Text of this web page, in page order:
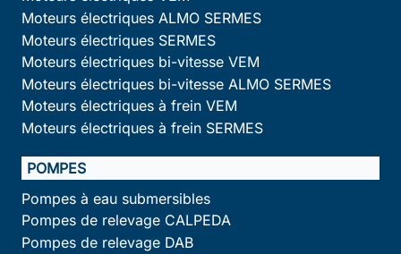
Moteurs électriques ALMO SERMES
Moteurs électriques SERMES
Moteurs électriques bi-vitesse VEM
Moteurs électriques bi-vitesse ALMO SERMES
Moteurs électriques à frein VEM
Moteurs électriques à frein SERMES
POMPES
Pompes à eau submersibles
Pompes de relevage CALPEDA
Pompes de relevage DAB